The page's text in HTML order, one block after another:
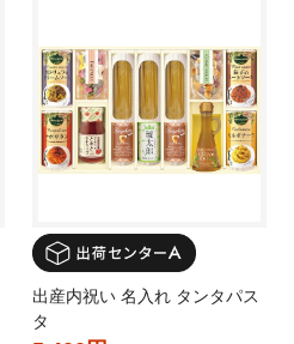
出産内祝い 名入れ タンタパス
タ